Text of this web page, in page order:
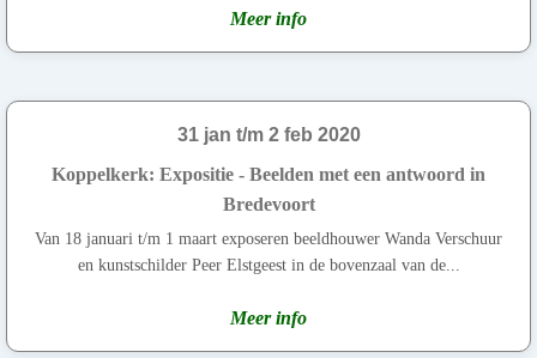
Meer info
31 jan t/m 2 feb 2020
Koppelkerk: Expositie - Beelden met een antwoord in
Bredevoort
Van 18 januari t/m 1 maart exposeren beeldhouwer Wanda Verschuur
en kunstschilder Peer Elstgeest in de bovenzaal van de...
Meer info